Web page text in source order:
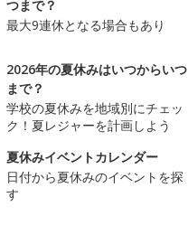
つまで？
最大9連休となる場合もあり
2026年の夏休みはいつからいつ
まで？
学校の夏休みを地域別にチェッ
ク！夏レジャーを計画しよう
夏休みイベントカレンダー
日付から夏休みのイベントを探
す